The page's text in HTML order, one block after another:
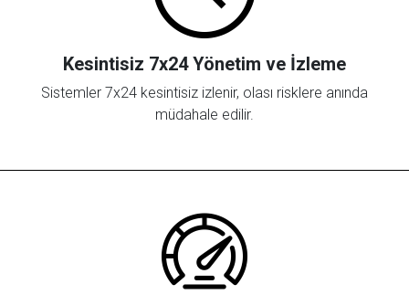
Kesintisiz 7x24 Yönetim ve İzleme
Sistemler 7x24 kesintisiz izlenir, olası risklere anında
müdahale edilir.